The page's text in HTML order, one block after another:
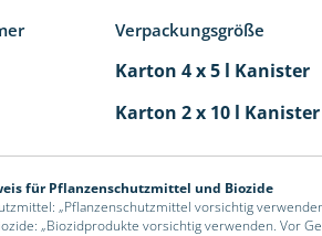
Verpackungsgröße
Karton 4 x 5 l Kanister
Karton 2 x 10 l Kanister
für Pflanzenschutzmittel und Biozide
„Pflanzenschutzmittel vorsichtig
„Biozidprodukte vorsichtig verwenden. Vor